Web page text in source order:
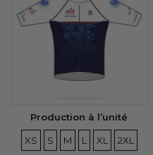
Production à l’unité
TAILLES
XS
TAILLES
S
TAILLES
M
TAILLES
L
TAILLES
XL
TAILLES
2XL